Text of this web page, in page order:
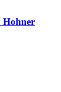
Hohner